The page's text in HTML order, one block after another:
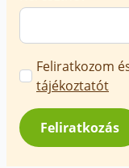
Marketing
üzenetek
jóváhagyása
*
tájékoztatót
Feliratkozás